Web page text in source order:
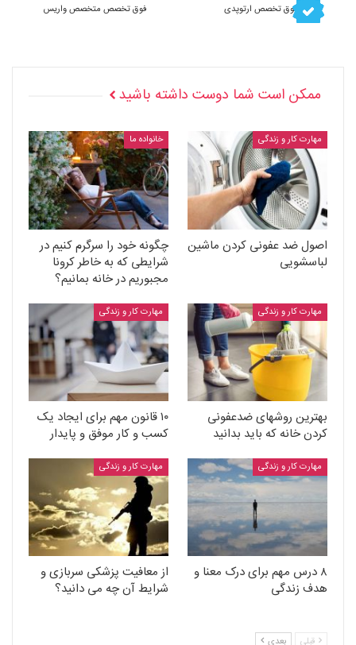
فوق تخصص ارتوپدی فوق تخصص متخصص واریس
ممکن است شما دوست داشته باشید
مهارت کار و زندگی
اصول ضد عفونی کردن ماشین
لباسشویی
خانواده ما
چگونه خود را سرگرم کنیم در
شرایطی که به خاطر کرونا
مجبوریم در خانه بمانیم؟
مهارت کار و زندگی
بهترین روشهای ضدعفونی
کردن خانه که باید بدانید
مهارت کار و زندگی
۱۰ قانون مهم برای ایجاد یک
کسب و کار موفق و پایدار
مهارت کار و زندگی
۸ درس مهم برای درک معنا و
هدف زندگی
مهارت کار و زندگی
از معافیت پزشکی سربازی و
شرایط آن چه می دانید؟
قبلی بعدی